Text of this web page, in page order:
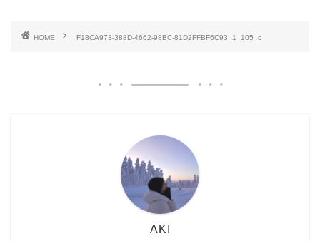
HOME F18CA973-388D-4662-98BC-81D2FFBF6C93_1_105_c
AKI